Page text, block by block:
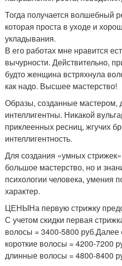
Тогда получается волшебный
которая проста в уходе и
укладывания.
В его работах мне нравится
вычурности. Действительно,
будто женщина встряхнула
как надо. Высшее мастерство!
Образы, созданные мастером,
интеллигентны. Никакой
приклеенных ресниц, жгучих
интеллигентность.
Для создания «умных стрижек»
большое мастерство, но и
психологии человека, умения
характер.
ЦЕНЫНа первую стрижку
С учетом скидки первая
волосы = 3400-5800 руб.Далее
короткие волосы = 4200-7200
длинные волосы = 4800-8400